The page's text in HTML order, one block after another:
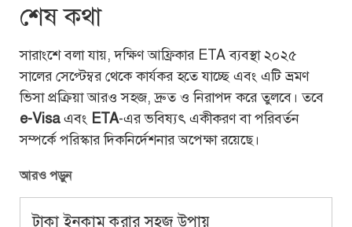
শেষ কথা
সারাংশে বলা যায়, দক্ষিণ আফ্রিকার ETA ব্যবস্থা ২০২৫
সালের সেপ্টেম্বর থেকে কার্যকর হতে যাচ্ছে এবং এটি ভ্রমণ
ভিসা প্রক্রিয়া আরও সহজ, দ্রুত ও নিরাপদ করে তুলবে। তবে
e-Visaএবং ETA-এর ভবিষ্যৎ একীকরণ বা পরিবর্তন
সম্পর্কে পরিস্কার দিকনির্দেশনার অপেক্ষা রয়েছে।
আরও পড়ুন
টাকা ইনকাম করার সহজ উপায়